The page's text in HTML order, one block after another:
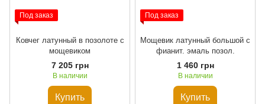
Под заказ
Ковчег латунный в позолоте с
мощевиком
7 205 грн
В наличии
Купить
Под заказ
Мощевик латунный большой с
фианит. эмаль позол.
1 460 грн
В наличии
Купить